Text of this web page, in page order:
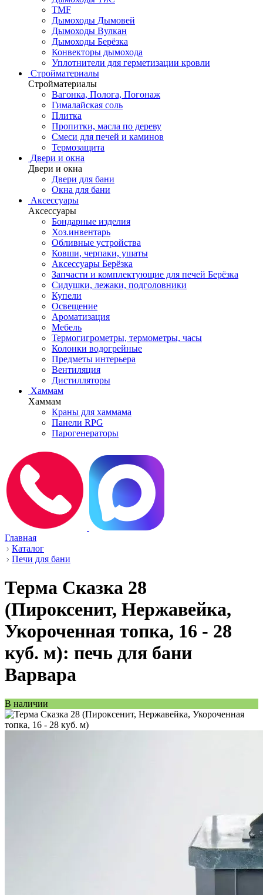
TMF
Дымоходы Дымовей
Дымоходы Вулкан
Дымоходы Берёзка
Конвекторы дымохода
Уплотнители для герметизации кровли
Стройматериалы
Стройматериалы
Вагонка, Полога, Погонаж
Гималайская соль
Плитка
Пропитки, масла по дереву
Смеси для печей и каминов
Термозащита
Двери и окна
Двери и окна
Двери для бани
Окна для бани
Аксессуары
Аксессуары
Бондарные изделия
Хоз.инвентарь
Обливные устройства
Ковши, черпаки, ушаты
Аксессуары Берёзка
Запчасти и комплектующие для печей Берёзка
Сидушки, лежаки, подголовники
Купели
Освещение
Ароматизация
Мебель
Термогигрометры, термометры, часы
Колонки водогрейные
Предметы интерьера
Вентиляция
Дистилляторы
Хаммам
Хаммам
Краны для хаммама
Панели RPG
Парогенераторы
Главная
Каталог
Печи для бани
Терма Сказка 28
(Пироксенит, Нержавейка,
Укороченная топка, 16 - 28
куб. м): печь для бани
Варвара
В наличии